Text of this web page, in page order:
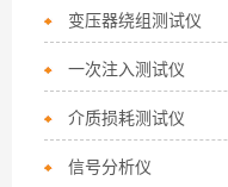
变压器绕组测试仪
一次注入测试仪
介质损耗测试仪
信号分析仪